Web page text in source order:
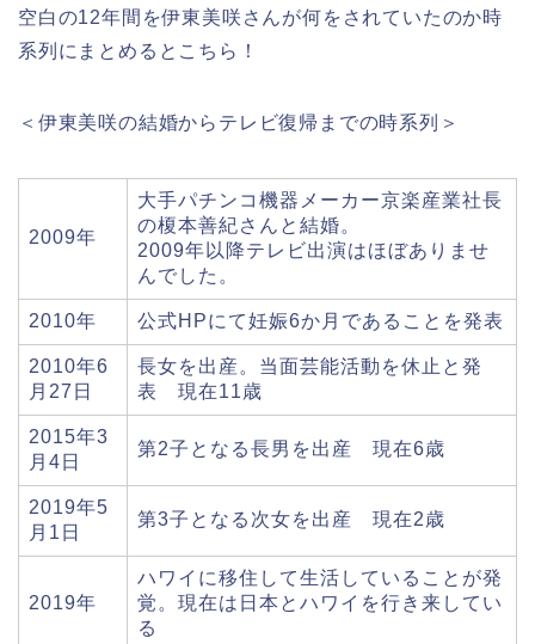
空白の12年間を伊東美咲さんが何をされていたのか時
系列にまとめるとこちら！
＜伊東美咲の結婚からテレビ復帰までの時系列＞
2009年
大手パチンコ機器メーカー京楽産業社長
の榎本善紀さんと結婚。
2009年以降テレビ出演はほぼありませ
んでした。
2010年 公式HPにて妊娠6か月であることを発表
2010年6
月27日
長女を出産。当面芸能活動を休止と発
表 現在11歳
2015年3
月4日
第2子となる長男を出産 現在6歳
2019年5
月1日
第3子となる次女を出産 現在2歳
2019年
ハワイに移住して生活していることが発
覚。現在は日本とハワイを行き来してい
る